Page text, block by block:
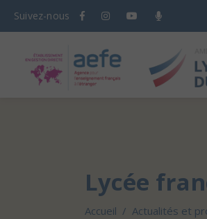
Suivez-nous
Lycée
Accueil / Actualités et